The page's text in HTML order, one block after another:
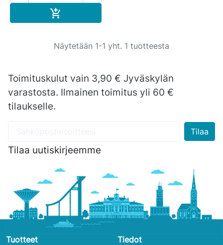

Näytetään 1-1 yht. 1 tuotteesta
Toimituskulut vain 3,90 € Jyväskylän
varastosta. Ilmainen toimitus yli 60 €
tilaukselle.
Tilaa uutiskirjeemme
Tuotteet Tiedot